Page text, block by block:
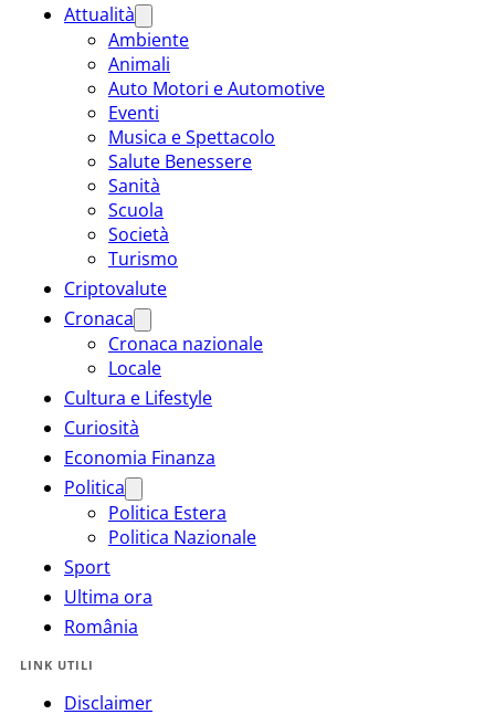
Attualità
Ambiente
Animali
Auto Motori e Automotive
Eventi
Musica e Spettacolo
Salute Benessere
Sanità
Scuola
Società
Turismo
Criptovalute
Cronaca
Cronaca nazionale
Locale
Cultura e Lifestyle
Curiosità
Economia Finanza
Politica
Politica Estera
Politica Nazionale
Sport
Ultima ora
România
LINK UTILI
Disclaimer